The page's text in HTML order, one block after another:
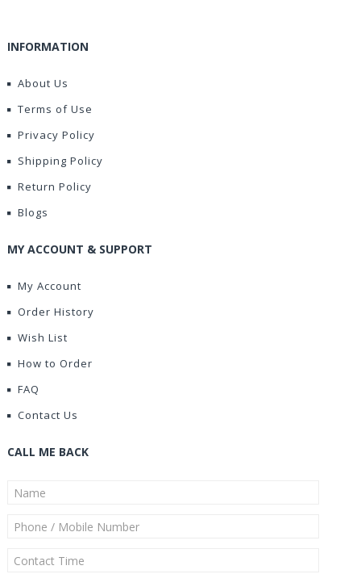
INFORMATION
About Us
Terms of Use
Privacy Policy
Shipping Policy
Return Policy
Blogs
MY ACCOUNT & SUPPORT
My Account
Order History
Wish List
How to Order
FAQ
Contact Us
CALL ME BACK